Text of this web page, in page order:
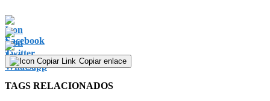
Copiar enlace
TAGS RELACIONADOS